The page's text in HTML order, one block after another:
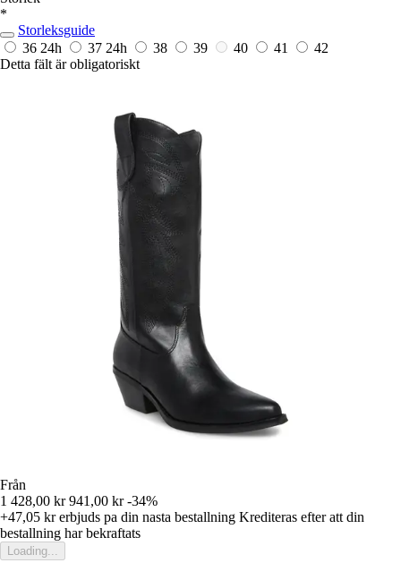
*
Storleksguide
36 24h 37 24h 38 39 40 41
42
Detta fält är obligatoriskt
Från
1 428,00 kr 941,00 kr -34%
+47,05 krerbjuds pa din nasta bestallning Krediteras efter att din
bestallning har bekraftats
Loading...